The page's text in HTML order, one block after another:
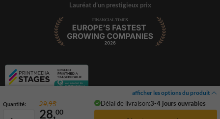
afficher les options du produit
Quantité: 29,95 Délai de livraison:3-4 jours ouvrables
28,00
Lauréat d'un prestigieux prix